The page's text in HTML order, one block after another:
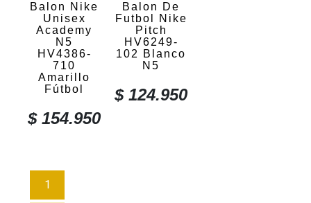
Balon Nike
Unisex
Academy
N5
HV4386-
710
Amarillo
Fútbol
$154.950
Balon De
Futbol Nike
Pitch
HV6249-
102 Blanco
N5
$124.950
1